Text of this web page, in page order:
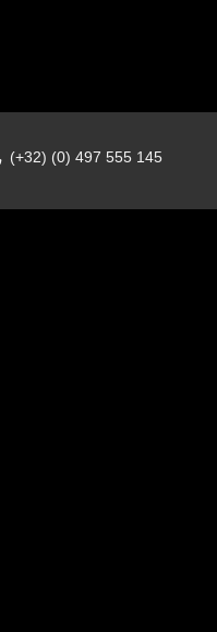
(+32) (0) 497 555 145